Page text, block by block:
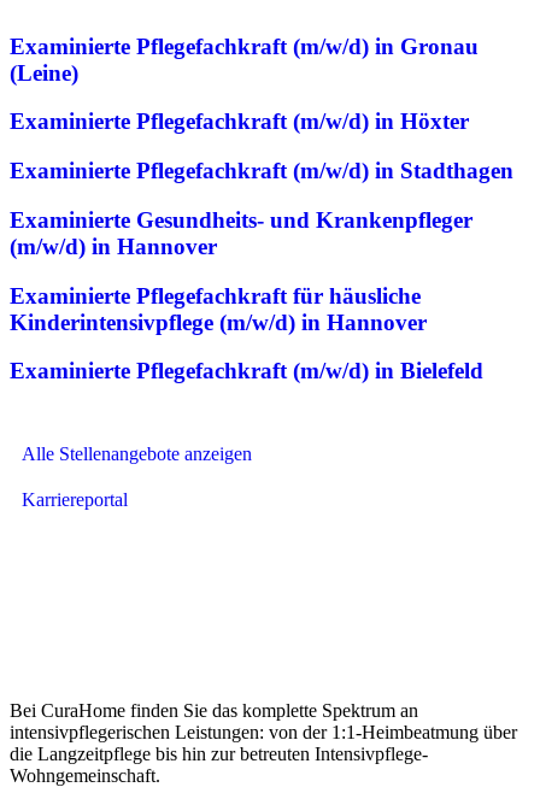
Examinierte Pflegefachkraft (m/w/d) in Gronau
(Leine)
Examinierte Pflegefachkraft (m/w/d) in Höxter
Examinierte Pflegefachkraft (m/w/d) in Stadthagen
Examinierte Gesundheits- und Krankenpfleger
(m/w/d) in Hannover
Examinierte Pflegefachkraft für häusliche
Kinderintensivpflege (m/w/d) in Hannover
Examinierte Pflegefachkraft (m/w/d) in Bielefeld
Alle Stellenangebote anzeigen
Karriereportal
Bei CuraHome finden Sie das komplette Spektrum an
intensivpflegerischen Leistungen: von der 1:1-Heimbeatmung über
die Langzeitpflege bis hin zur betreuten Intensivpflege-
Wohngemeinschaft.